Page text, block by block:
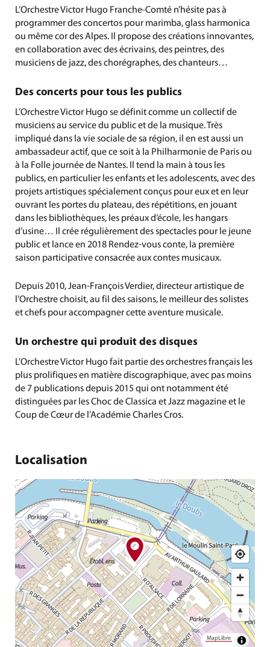
L’Orchestre Victor Hugo Franche-Comté n’hésite pas à
programmer des concertos pour marimba, glass harmonica
ou même cor des Alpes. Il propose des créations innovantes,
en collaboration avec des écrivains, des peintres, des
musiciens de jazz, des chorégraphes, des chanteurs…
Des concerts pour tous les publics
L’Orchestre Victor Hugo se définit comme un collectif de
musiciens au service du public et de la musique. Très
impliqué dans la vie sociale de sa région, il en est aussi un
ambassadeur actif, que ce soit à la Philharmonie de Paris ou
à la Folle journée de Nantes. Il tend la main à tous les
publics, en particulier les enfants et les adolescents, avec des
projets artistiques spécialement conçus pour eux et en leur
ouvrant les portes du plateau, des répétitions, en jouant
dans les bibliothèques, les préaux d’école, les hangars
d’usine… Il crée régulièrement des spectacles pour le jeune
public et lance en 2018 Rendez-vous conte, la première
saison participative consacrée aux contes musicaux.
Depuis 2010, Jean-François Verdier, directeur artistique de
l’Orchestre choisit, au fil des saisons, le meilleur des solistes
et chefs pour accompagner cette aventure musicale.
Un orchestre qui produit des disques
L’Orchestre Victor Hugo fait partie des orchestres français les
plus prolifiques en matière discographique, avec pas moins
de 7 publications depuis 2015 qui ont notamment été
distinguées par les Choc de Classica et Jazz magazine et le
Coup de Cœur de l’Académie Charles Cros.
Localisation
MapLibre